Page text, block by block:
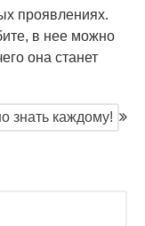
проявлениях.
в нее можно
она станет
знать каждому!